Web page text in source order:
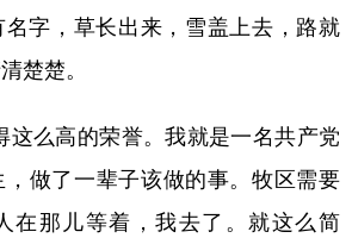
字，草长出来，雪盖上去，路就
楚楚。
么高的荣誉。我就是一名共产党
做了一辈子该做的事。牧区需要
在那儿等着，我去了。就这么简